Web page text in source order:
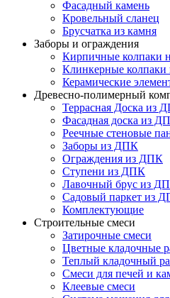
Фасадный камень
Кровельный сланец
Брусчатка из камня
Заборы и ограждения
Кирпичные колпаки
Клинкерные колпаки
Керамические
Древесно-полимерный
Террасная Доска из
Фасадная доска из
Реечные стеновые
Заборы из ДПК
Ограждения из ДПК
Ступени из ДПК
Лавочный брус из
Садовый паркет из
Комплектующие
Строительные смеси
Затирочные смеси
Цветные кладочные
Теплый кладочный
Смеси для печей и
Клеевые смеси